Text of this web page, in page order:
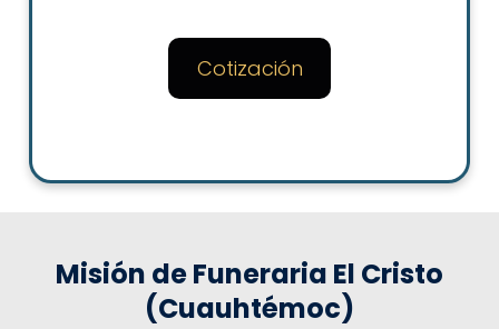
Cotización
Misión de Funeraria El Cristo
(Cuauhtémoc)